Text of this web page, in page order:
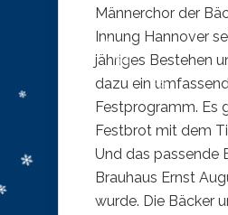
Männerchor der
Innung Hannover
jähriges Bestehen
dazu ein
Festprogramm. Es
Festbrot mit dem
Und das passende
Brauhaus Ernst
wurde. Die Bäcker